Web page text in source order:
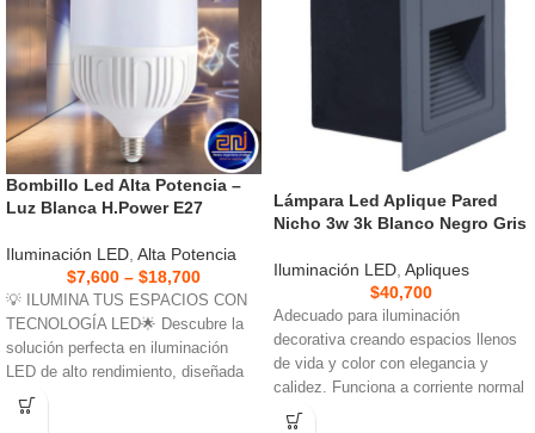
Bombillo Led Alta Potencia –
Luz Blanca H.Power E27
Iluminación LED Alta Potencia
$7,600 – $18,700
💡 ILUMINA TUS ESPACIOS CON
TECNOLOGÍA LED🌟 Descubre la
solución perfecta en iluminación
LED de alto rendimiento, diseñada
para brindar
Lámpara Led Aplique Pared
Nicho 3w 3k Blanco Negro Gris
Iluminación LED Apliques
$40,700
Adecuado para iluminación
decorativa creando espacios llenos
de vida y color con elegancia y
calidez. Funciona a corriente normal
110/220v